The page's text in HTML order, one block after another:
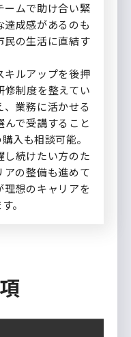
ームで助け合い緊
成感があるのも
民の生活に直結す
キルアップを後押
修制度を整えてい
、業務に活かせる
で受講すること
入も相談可能。
し続けたい方のた
アの整備も進めて
理想のキャリアを
。